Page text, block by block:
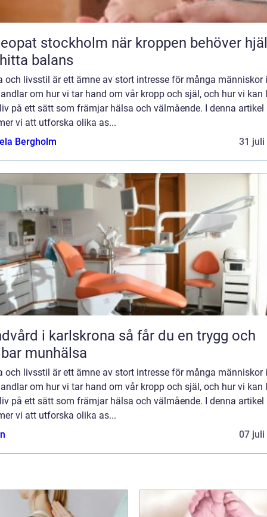
stockholm när kroppen behöver hjälp
balans
och livsstil är ett ämne av stort intresse för många människor
om hur vi tar hand om vår kropp och själ, och hur vi kan
på ett sätt som främjar hälsa och välmående. I denna artikel
vi att utforska olika as...
Bergholm
31 juli
i karlskrona så får du en trygg och
munhälsa
och livsstil är ett ämne av stort intresse för många människor
om hur vi tar hand om vår kropp och själ, och hur vi kan
på ett sätt som främjar hälsa och välmående. I denna artikel
vi att utforska olika as...
07 juli